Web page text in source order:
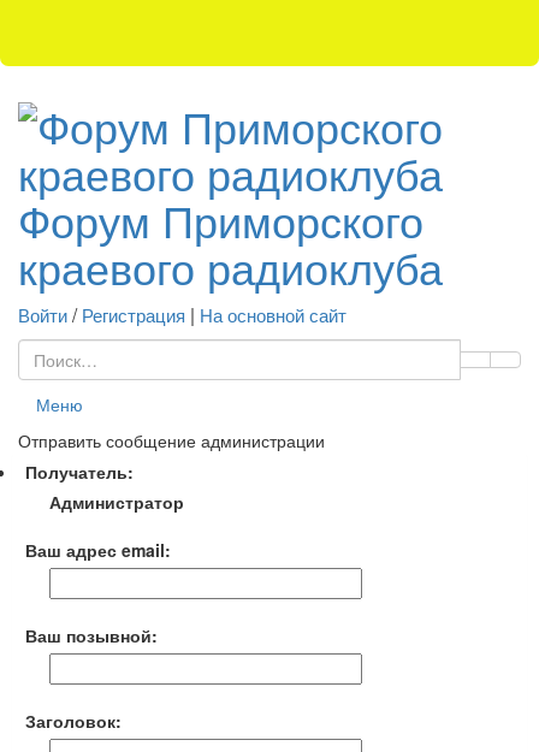
Форум Приморского
краевого радиоклуба
Войти/Регистрация | На основной сайт
Меню
Отправить сообщение администрации
Получатель:
Администратор
Ваш адрес email:
Ваш позывной:
Заголовок: